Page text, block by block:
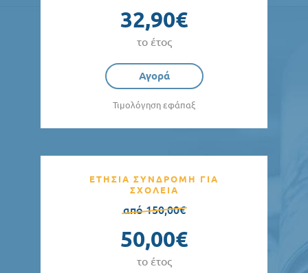
32,90€
το έτος
Αγορά
Τιμολόγηση εφάπαξ
ΕΤΗΣΙΑ ΣΥΝΔΡΟΜΗ ΓΙΑ
ΣΧΟΛΕΙΑ
από 150,00€
50,00€
το έτος